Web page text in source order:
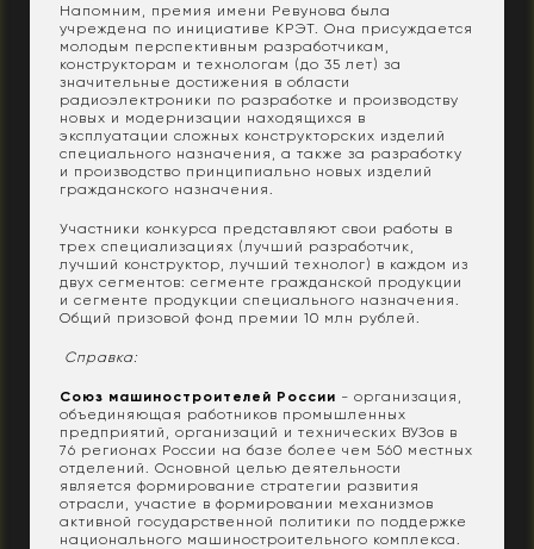
Напомним, премия имени Ревунова была
учреждена по инициативе КРЭТ. Она присуждается
молодым перспективным разработчикам,
конструкторам и технологам (до 35 лет) за
значительные достижения в области
радиоэлектроники по разработке и производству
новых и модернизации находящихся в
эксплуатации сложных конструкторских изделий
специального назначения, а также за разработку
и производство принципиально новых изделий
гражданского назначения.
Участники конкурса представляют свои работы в
трех специализациях (лучший разработчик,
лучший конструктор, лучший технолог) в каждом из
двух сегментов: сегменте гражданской продукции
и сегменте продукции специального назначения.
Общий призовой фонд премии 10 млн рублей.
Справка:
Союз машиностроителей России - организация,
объединяющая работников промышленных
предприятий, организаций и технических ВУЗов в
76 регионах России на базе более чем 560 местных
отделений. Основной целью деятельности
является формирование стратегии развития
отрасли, участие в формировании механизмов
активной государственной политики по поддержке
национального машиностроительного комплекса.